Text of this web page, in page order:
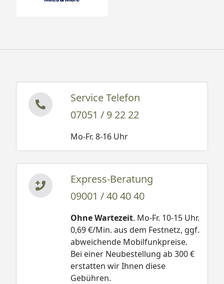
Service Telefon
07051 / 9 22 22
Mo-Fr. 8-16 Uhr
Express-Beratung
09001 / 40 40 40
Ohne Wartezeit. Mo-Fr. 10-15 Uhr.
0,69 €/Min. aus dem Festnetz, ggf.
abweichende Mobilfunkpreise.
Bei einer Neubestellung ab 300 €
erstatten wir Ihnen diese
Gebühren.